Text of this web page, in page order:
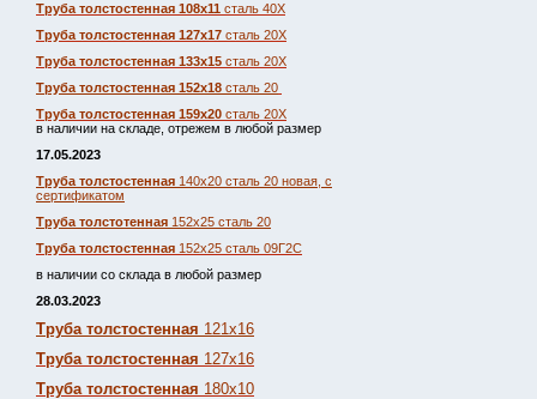
Труба толстостенная 108х11 сталь 40Х
Труба толстостенная 127х17 сталь 20Х
Труба толстостенная 133х15 сталь 20Х
Труба толстостенная 152х18 сталь 20
Труба толстостенная 159х20 сталь 20Х
в наличии на складе, отрежем в любой размер
17.05.2023
Труба толстостенная 140х20 сталь 20 новая, с
сертификатом
Труба толстотенная 152х25 сталь 20
Труба толстостенная 152х25 сталь 09Г2С
в наличии со склада в любой размер
28.03.2023
Труба толстостенная 121х16
Труба толстостенная 127х16
Труба толстостенная 180х10